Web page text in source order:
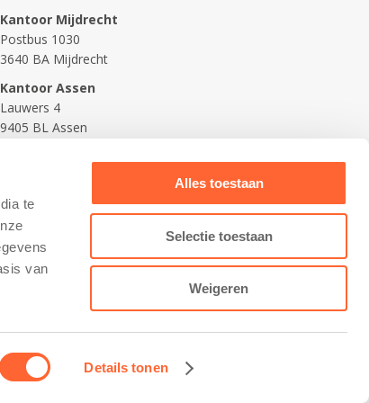
te
van
Details tonen
Alles toestaan
Selectie toestaan
Weigeren
Kantoor Mijdrecht
Postbus 1030
3640 BA Mijdrecht
Kantoor Assen
Lauwers 4
9405 BL Assen
Contact opnemen